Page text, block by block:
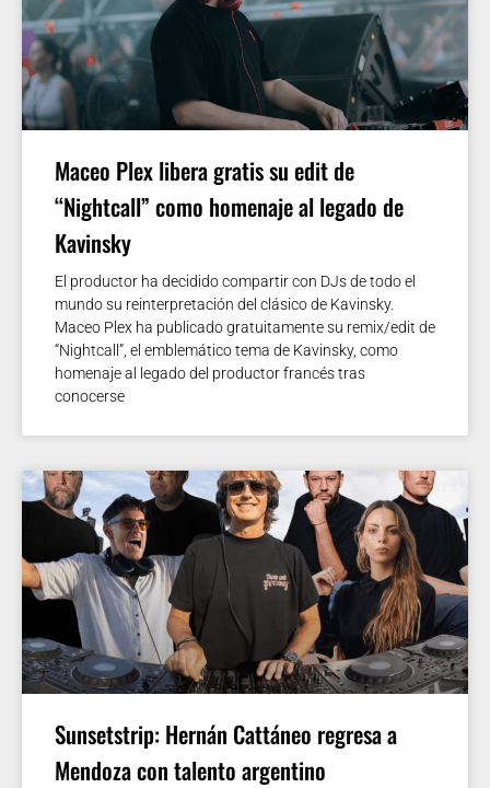
Maceo Plex libera gratis su edit de
“Nightcall” como homenaje al legado de
Kavinsky
El productor ha decidido compartir con DJs de todo el
mundo su reinterpretación del clásico de Kavinsky.
Maceo Plex ha publicado gratuitamente su remix/edit de
“Nightcall”, el emblemático tema de Kavinsky, como
homenaje al legado del productor francés tras
conocerse
Sunsetstrip: Hernán Cattáneo regresa a
Mendoza con talento argentino